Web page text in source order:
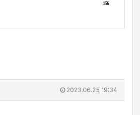
156
2023.06.25 19:34